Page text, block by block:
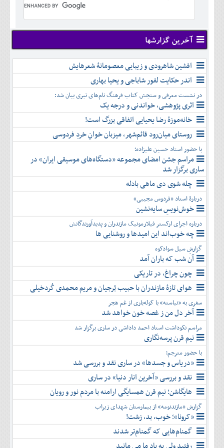
دی
بهمن
اسفند
آبان
آذر
دی
بهمن
اسفند
شهريور
مهر
آبان
آذر
دی
بهمن
اسفند
تير
مرداد
شهريور
مهر
آبان
آذر
دی
بهمن
اسفند
آخرین گزارشها
افشین شاهرودی و زیبایی معصومانۀ شعرهایش
اندر حکایت لفور شاباجی و یحیا بهاری
در نشست معرفی و سنجش کتاب فرهنگ نام‌های تبری بیان شد:
اثری پژوهشی، خواندنی و درجه یک
خانه‌موزۀ رضا یحیایی اتفاقی بزرگ است!
روستای میان‌رود قائم‌شهر، میزبان خوانِ خردِ فردوسی
با حضور استاد حسین علیزاده؛
مراسم جشن امضای مجموعه «دستگاه‌های موسیقی ایران» در
ساری برگزار شد
چله شوی دی ماهی بادله
دربارۀ استاد «فردوس مجیبی»
خوش‌نویسِ سایه‌نشین
درباره اجرای ارکستر فیلارمونیک مازندران و پدیدآورندگانش
چه خوب‌اند این امیدها و روشنایی ها
گزارشِ سیل سوادکوه
آن شب که باران آمد
چون چراغ، در تاریکی
هوای تازۀ مازندران با حبیب بُرجیان و مریم محمدی کُردخیلی
سفری به «نیاسته» با کوله‌باری از غم هجر
آخر دل من ز غصه خون خواهد شد
مراسم نکوداشت استاد احمد داداشی در ساری برگزار شد
نیم قرن پرسه‌نگاری
با حضور مترجم؛
«دریاس و جسدها» در ساری نقد و بررسی شد
نقد و بررسی «آخرین انار دنیا» در ساری
هایگاشن؛ نیم قرن همسایگی ارامنه با مردم نور و رویان
گزارش «مازندنومه» از بیمارستان شهدای زیراب
«کرونا»؛ خوب، بد، زشت!
گمنام‌هایی که گمنام‌تر شدند